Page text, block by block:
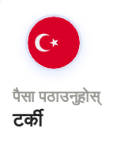
पैसा पठाउनुहोस्
टर्की